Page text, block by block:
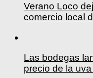
Verano Loco
comercio local
Las bodegas
precio de la